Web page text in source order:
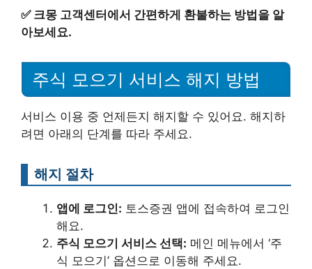
✅ 크몽 고객센터에서 간편하게 환불하는 방법을 알
아보세요.
주식 모으기 서비스 해지 방법
서비스 이용 중 언제든지 해지할 수 있어요. 해지하
려면 아래의 단계를 따라 주세요.
해지 절차
앱에 로그인: 토스증권 앱에 접속하여 로그인
해요.
주식 모으기 서비스 선택: 메인 메뉴에서 ‘주
식 모으기’ 옵션으로 이동해 주세요.